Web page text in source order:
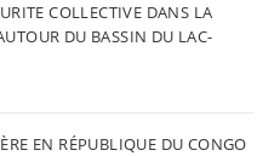
COLLECTIVE DANS LA
DU BASSIN DU LAC-
EN RÉPUBLIQUE DU CONGO